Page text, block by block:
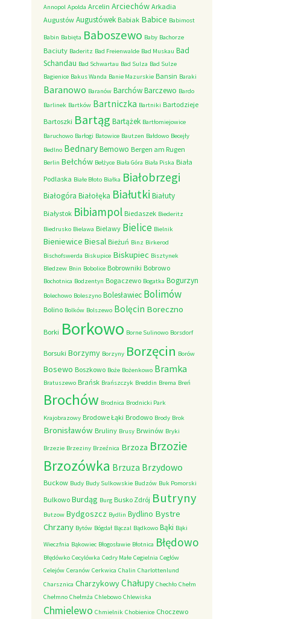
Annopol Apolda Arcelin Arciechów Arkadia
Augustów Augustówek Babiak Babice Babimost
Babin Babięta Baboszewo Baby Bachorze
Baciuty Baderitz Bad Freienwalde Bad Muskau Bad
Schandau Bad Schwartau Bad Sulza Bad Sulze
Bagienice Bakus Wanda Banie Mazurskie Bansin Baraki
Baranowo Baranów BarchówBarczewo Bardo
Barlinek Bartków Bartniczka Bartniki Bartodzieje
Bartoszki Bartąg Bartążek Bartłomiejowice
Baruchowo Barłogi Batowice Bautzen Bałdowo Becejły
Bedlno BednaryBemowo Bergen am Rugen
Berlin Bełchów Bełżyce Biała Góra Biała Piska Biała
Podlaska Białe Błoto Białka Białobrzegi
Białogóra Białołęka Białutki Białuty
Białystok Bibiampol Biedaszek Biederitz
Biedrusko Bielawa Bielawy Bielice Bielnik
Bieniewice Biesal Bieżuń Binz Birkerod
Bischofswerda Biskupice Biskupiec Bisztynek
Bledzew Bnin Bobolice Bobrowniki Bobrowo
Bochotnica Bodzentyn Bogaczewo Bogatka Bogurzyn
Bolechowo Boleszyno Bolesławiec Bolimów
Bolino Bolków Bolszewo Bolęcin Boreczno
Borki Borkowo Borne Sulinowo Borsdorf
Borsuki Borzymy Borzyny Borzęcin Borów
Bosewo Boszkowo Boże Bożenkowo Bramka
Bratuszewo Brańsk Brańszczyk Breddin Brema Breń
Brochów Brodnica Brodnicki Park
Krajobrazowy Brodowe Łąki Brodowo Brody Brok
Bronisławów Bruliny Brusy Brwinów Bryki
Brzezie Brzeziny Brzeźnica Brzoza Brzozie
Brzozówka Brzuza Brzydowo
Buckow Budy Budy Sulkowskie Budzów Buk Pomorski
Bulkowo Burdąg Burg Busko Zdrój Butryny
Butzow Bydgoszcz Bydlin Bydlino Bystre
Chrzany Bytów Bógdał Bączal Bądkowo Bąki Bąki
Wieczfnia Bąkowiec Błogosławie Błotnica Błędowo
Błędówko Cecylówka Cedry Małe Cegielnia Cegłów
Celejów Ceranów Cerkwica Chalin Charlottenlund
Charsznica CharzykowyChałupy Chechło Chełm
Chełmno Chełmża Chlebowo Chlewiska
Chmielewo Chmielnik Chobienice Choczewo